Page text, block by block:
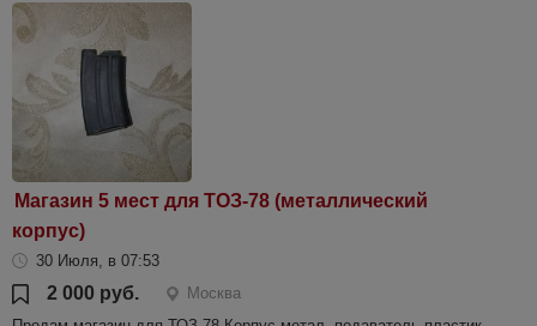
Магазин 5 мест для ТОЗ-78 (металлический
корпус)
30 Июля, в 07:53
2 000 руб.
Москва